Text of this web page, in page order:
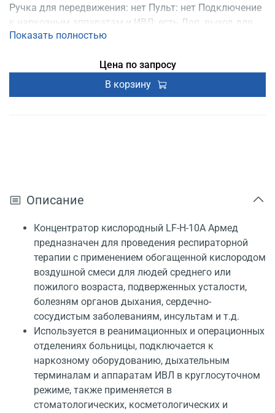
Ручка для передвижения: нет Пульт: нет Подключение
к наркозным аппаратам и ИВЛ: есть Доп. выход для
ингаляций: нет Регистрационное удостоверение
Показать полностью
Цена по запросу
В корзину
Описание
Концентратор кислородный LF-H-10A Армед
предназначен для проведения респираторной
терапии с применением обогащенной кислородом
воздушной смеси для людей среднего или
пожилого возраста, подверженных усталости,
болезням органов дыхания, сердечно-
сосудистым заболеваниям, инсультам и т.д.
Используется в реанимационных и операционных
отделениях больницы, подключается к
наркозному оборудованию, дыхательным
терминалам и аппаратам ИВЛ в круглосуточном
режиме, также применяется в
стоматологических, косметологических и